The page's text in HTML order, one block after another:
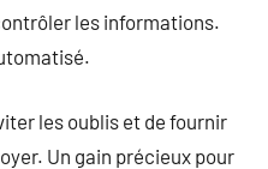
les informations.
les oublis et de fournir
Un gain précieux pour